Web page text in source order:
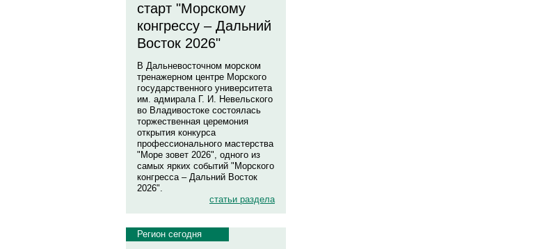
старт "Морскому
конгрессу – Дальний
Восток 2026"
В Дальневосточном морском
тренажерном центре Морского
государственного университета
им. адмирала Г. И. Невельского
во Владивостоке состоялась
торжественная церемония
открытия конкурса
профессионального мастерства
"Море зовет 2026", одного из
самых ярких событий "Морского
конгресса – Дальний Восток
2026".
статьи раздела
Регион сегодня